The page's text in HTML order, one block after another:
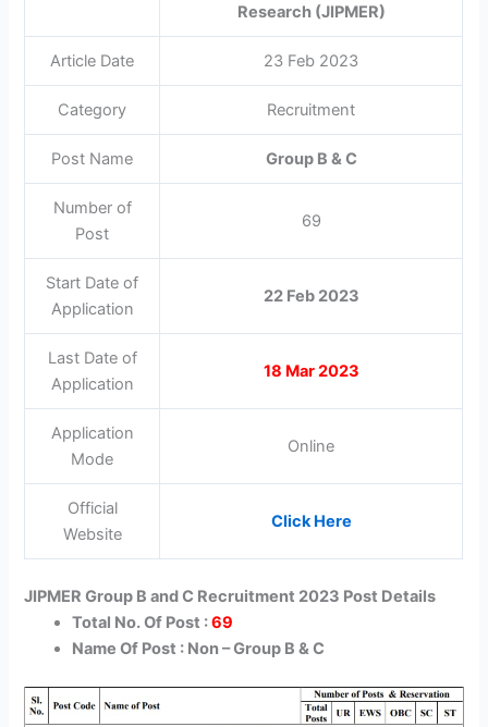
Research (JIPMER)
Article Date 23 Feb 2023
Category Recruitment
Post Name Group B & C
Number of
Post
69
Start Date of
Application
22 Feb 2023
Last Date of
Application
18 Mar 2023
Application
Mode
Online
Official
Website
Click Here
JIPMER Group B and C Recruitment 2023 Post Details
Total No. Of Post :69
Name Of Post : Non – Group B & C